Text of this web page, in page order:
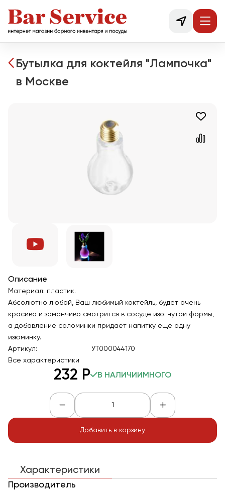
Бутылка для коктейля "Лампочка"
в Москве
Описание
Материал: пластик.
Абсолютно любой, Ваш любимый коктейль, будет очень
красиво и заманчиво смотрится в сосуде изогнутой формы,
а добавление соломинки придает напитку еще одну
изюминку.
Артикул:
УТ000044170
Все характеристики
232 Р В НАЛИЧИИ МНОГО
Добавить в корзину
Характеристики
Производитель